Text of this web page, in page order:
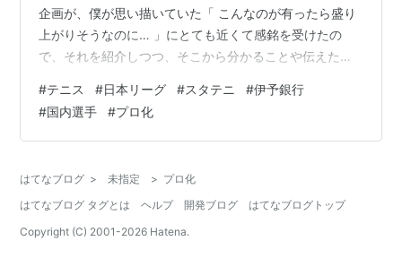
企画が、僕が思い描いていた「 こんなのが有ったら盛り
上がりそうなのに… 」にとても近くて感銘を受けたの
で、それを紹介しつつ、そこから分かることや伝えたい
げる可能性… ❏ ほぼ、アマチュアの最強集団《 伊予銀行
》！！ ❏ 団体戦ならではの盛り上がり！ ❏ 『 日本リー
グ 』のプロ化案！ ❏ ショートセットも有かもと言う案！
観戦の始まりは『 日本リーグ 』から！ ❏ テニス協…
#テニス #日本リーグ #スタテニ #伊予銀行
#国内選手 #プロ化
はてなブログ > 未指定 > プロ化
はてなブログ タグとは
ヘルプ 開発ブログ
はてなブログトップ
Copyright (C) 2001-2026 Hatena.